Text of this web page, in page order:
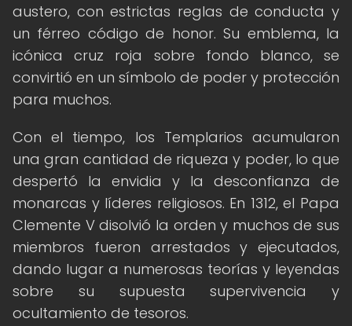
austero, con estrictas reglas de conducta y
un férreo código de honor. Su emblema, la
icónica cruz roja sobre fondo blanco, se
convirtió en un símbolo de poder y protección
para muchos.
Con el tiempo, los Templarios acumularon
una gran cantidad de riqueza y poder, lo que
despertó la envidia y la desconfianza de
monarcas y líderes religiosos. En 1312, el Papa
Clemente V disolvió la orden y muchos de sus
miembros fueron arrestados y ejecutados,
dando lugar a numerosas teorías y leyendas
sobre su supuesta supervivencia y
ocultamiento de tesoros.